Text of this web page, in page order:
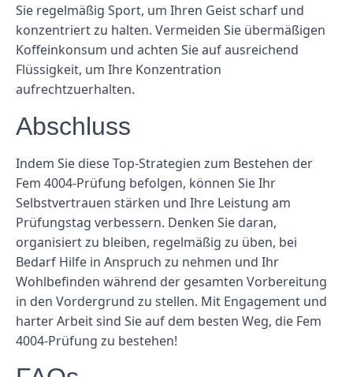
Sie regelmäßig Sport, um Ihren Geist scharf und
konzentriert zu halten. Vermeiden Sie übermäßigen
Koffeinkonsum und achten Sie auf ausreichend
Flüssigkeit, um Ihre Konzentration
aufrechtzuerhalten.
Abschluss
Indem Sie diese Top-Strategien zum Bestehen der
Fem 4004-Prüfung befolgen, können Sie Ihr
Selbstvertrauen stärken und Ihre Leistung am
Prüfungstag verbessern. Denken Sie daran,
organisiert zu bleiben, regelmäßig zu üben, bei
Bedarf Hilfe in Anspruch zu nehmen und Ihr
Wohlbefinden während der gesamten Vorbereitung
in den Vordergrund zu stellen. Mit Engagement und
harter Arbeit sind Sie auf dem besten Weg, die Fem
4004-Prüfung zu bestehen!